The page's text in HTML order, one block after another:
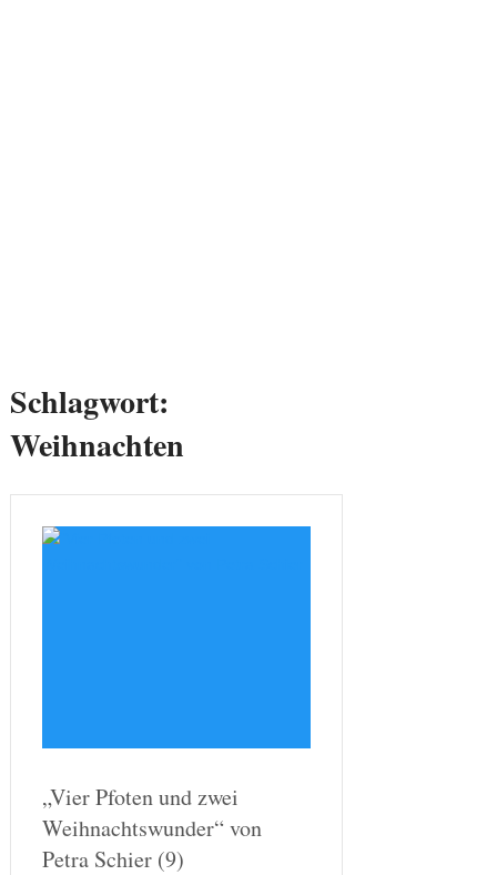
Schlagwort:
Weihnachten
„Vier Pfoten und zwei
Weihnachtswunder“ von
Petra Schier (9)